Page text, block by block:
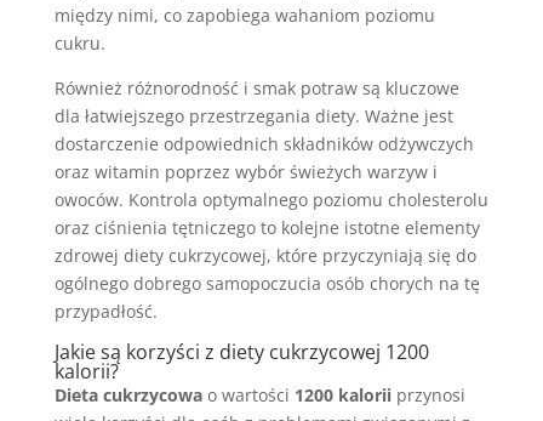
między nimi, co zapobiega wahaniom poziomu
cukru.
Również różnorodność i smak potraw są kluczowe
dla łatwiejszego przestrzegania diety. Ważne jest
dostarczenie odpowiednich składników odżywczych
oraz witamin poprzez wybór świeżych warzyw i
owoców. Kontrola optymalnego poziomu cholesterolu
oraz ciśnienia tętniczego to kolejne istotne elementy
zdrowej diety cukrzycowej, które przyczyniają się do
ogólnego dobrego samopoczucia osób chorych na tę
przypadłość.
Jakie są korzyści z diety cukrzycowej 1200
kalorii?
Dieta cukrzycowao wartości 1200 kaloriiprzynosi